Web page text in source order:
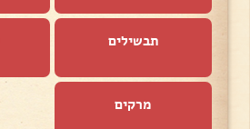
תבשילים
מרקים